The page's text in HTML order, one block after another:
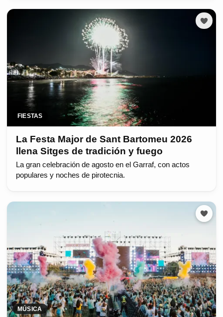
FIESTAS
La Festa Major de Sant Bartomeu 2026
llena Sitges de tradición y fuego
La gran celebración de agosto en el Garraf, con actos
populares y noches de pirotecnia.
MÚSICA